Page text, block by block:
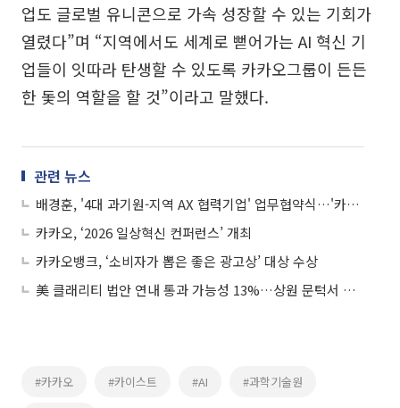
업도 글로벌 유니콘으로 가속 성장할 수 있는 기회가
열렸다”며 “지역에서도 세계로 뻗어가는 AI 혁신 기
업들이 잇따라 탄생할 수 있도록 카카오그룹이 든든
한 돛의 역할을 할 것”이라고 말했다.
관련 뉴스
배경훈, '4대 과기원-지역 AX 협력기업' 업무협약식…'카카오 AI 돛' 등 500억 투입
카카오, ‘2026 일상혁신 컨퍼런스’ 개최
카카오뱅크, ‘소비자가 뽑은 좋은 광고상’ 대상 수상
美 클래리티 법안 연내 통과 가능성 13%…상원 문턱서 제동
#카카오 #카이스트 #AI #과학기술원